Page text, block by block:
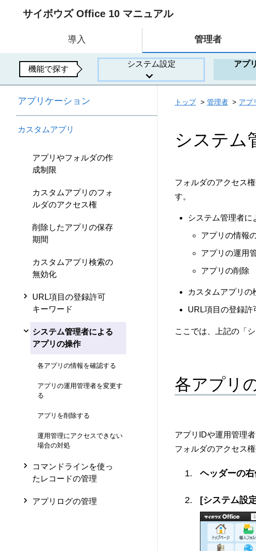
サイボウズ Office 10 マニュアル
導入 管理者
機能で探す
システム設定 アプ
アプリケーション
カスタムアプリ
アプリやフォルダの作
成制限
カスタムアプリのフォ
ルダのアクセス権
削除したアプリの保存
期間
カスタムアプリ検索の
無効化
URL項目の登録許可
キーワード
システム管理者による
アプリの操作
各アプリの情報を確認する
アプリの運用管理者を変更す
る
アプリを削除する
運用管理にアクセスできない
場合の対処
コマンドラインを使っ
たレコードの管理
アプリログの管理
トップ 管理者 アプ
システム
フォルダのアクセス
す。
システム管理者に
アプリの情報
アプリの運用
アプリの削除
カスタムアプリの
URL項目の登録許
ここでは、上記の「
各アプリ
アプリIDや運用管理
フォルダのアクセス
ヘッダーの
[システム設